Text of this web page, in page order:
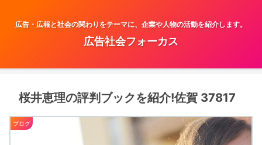
広告・広報と社会の関わりをテーマに、企業や人物の活動を紹介します。
広告社会フォーカス
桜井恵理の評判ブックを紹介!佐賀 37817
ブログ